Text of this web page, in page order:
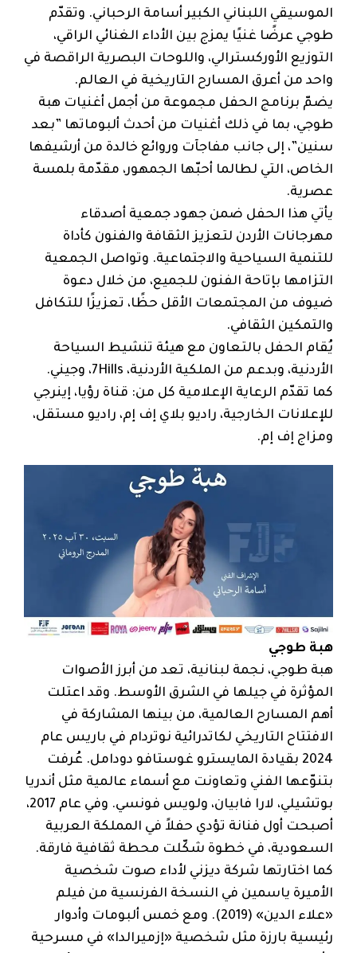
الموسيقي اللبناني الكبير أسامة الرحباني. وتقدّم
طوجي عرضًا غنيًا يمزج بين الأداء الغنائي الراقي،
التوزيع الأوركسترالي، واللوحات البصرية الراقصة في
واحد من أعرق المسارح التاريخية في العالم.
يضمّ برنامج الحفل مجموعة من أجمل أغنيات هبة
طوجي، بما في ذلك أغنيات من أحدث ألبوماتها ”بعد
سنين”، إلى جانب مفاجآت وروائع خالدة من أرشيفها
الخاص، التي لطالما أحبّها الجمهور، مقدّمة بلمسة
عصرية.
يأتي هذا الحفل ضمن جهود جمعية أصدقاء
مهرجانات الأردن لتعزيز الثقافة والفنون كأداة
للتنمية السياحية والاجتماعية. وتواصل الجمعية
التزامها بإتاحة الفنون للجميع، من خلال دعوة
ضيوف من المجتمعات الأقل حظًا، تعزيزًا للتكافل
والتمكين الثقافي.
يُقام الحفل بالتعاون مع هيئة تنشيط السياحة
الأردنية، وبدعم من الملكية الأردنية، 7Hills، وجيني.
كما تقدّم الرعاية الإعلامية كل من: قناة رؤيا، إينرجي
للإعلانات الخارجية، راديو بلاي إف إم، راديو مستقل،
ومزاج إف إم.
هبة طوجي
هبة طوجي، نجمة لبنانية، تعد من أبرز الأصوات
المؤثرة في جيلها في الشرق الأوسط. وقد اعتلت
أهم المسارح العالمية، من بينها المشاركة في
الافتتاح التاريخي لكاتدرائية نوتردام في باريس عام
2024 بقيادة المايسترو غوستافو دودامل. عُرفت
بتنوّعها الفني وتعاونت مع أسماء عالمية مثل أندريا
بوتشيلي، لارا فابيان، ولويس فونسي. وفي عام 2017،
أصبحت أول فنانة تؤدي حفلاً في المملكة العربية
السعودية، في خطوة شكّلت محطة ثقافية فارقة.
كما اختارتها شركة ديزني لأداء صوت شخصية
الأميرة ياسمين في النسخة الفرنسية من فيلم
«علاء الدين» (2019). ومع خمس ألبومات وأدوار
رئيسية بارزة مثل شخصية «إزميرالدا» في مسرحية